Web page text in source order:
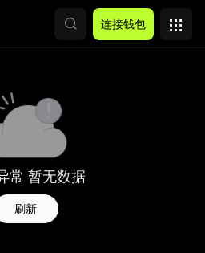
连接钱包
常 暂无数据
刷新